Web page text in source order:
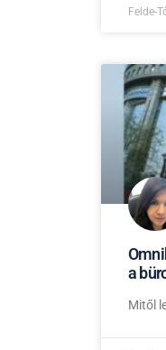
Felde-
a
Mitől